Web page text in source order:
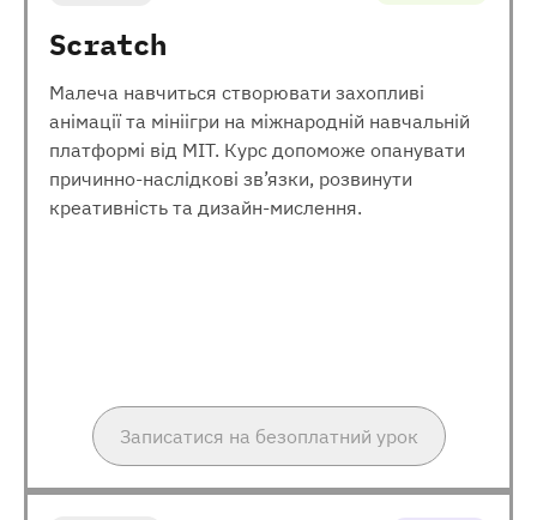
Scratch
Малеча навчиться створювати захопливі
анімації та мініігри на міжнародній навчальній
платформі від МІТ. Курс допоможе опанувати
причинно-наслідкові зв’язки, розвинути
креативність та дизайн-мислення.
Записатися на безоплатний урок